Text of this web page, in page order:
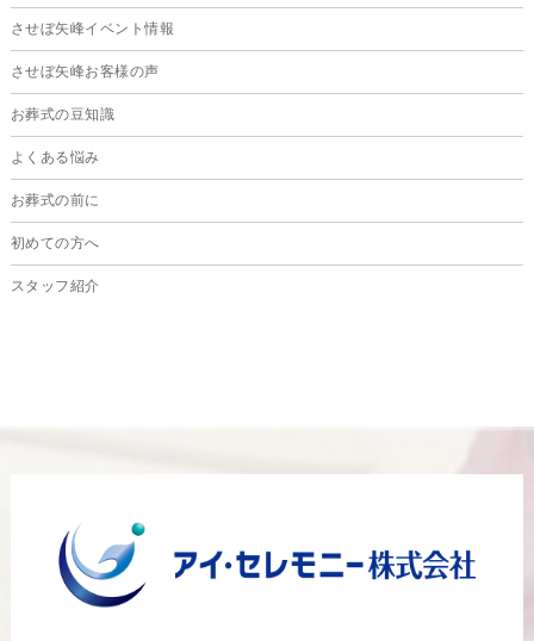
2023年11月
2023年8月
2023年6月
させぼ矢峰イベント情報
させぼ矢峰お客様の声
お葬式の豆知識
よくある悩み
お葬式の前に
初めての方へ
スタッフ紹介